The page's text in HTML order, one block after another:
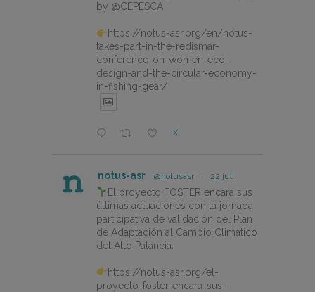
by @CEPESCA
https://notus-asr.org/en/notus-
takes-part-in-the-redismar-
conference-on-women-eco-
design-and-the-circular-economy-
in-fishing-gear/
X
notus-asr @notusasr · 22 jul.
El proyecto FOSTER encara sus
últimas actuaciones con la jornada
participativa de validación del Plan
de Adaptación al Cambio Climático
del Alto Palancia.
https://notus-asr.org/el-
proyecto-foster-encara-sus-